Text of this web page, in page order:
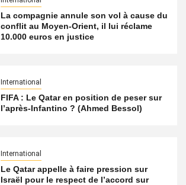
La compagnie annule son vol à cause du
conflit au Moyen-Orient, il lui réclame
10.000 euros en justice
International
FIFA : Le Qatar en position de peser sur
l’après-Infantino ? (Ahmed Bessol)
International
Le Qatar appelle à faire pression sur
Israël pour le respect de l’accord sur